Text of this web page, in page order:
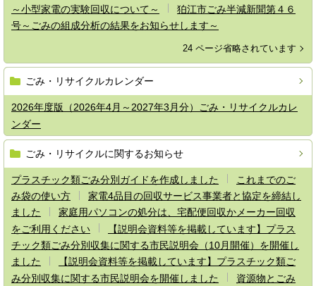
～小型家電の実験回収について～
狛江市ごみ半減新聞第４６
号～ごみの組成分析の結果をお知らせします～
24 ページ省略されています
ごみ・リサイクルカレンダー
2026年度版（2026年4月～2027年3月分）ごみ・リサイクルカレ
ンダー
ごみ・リサイクルに関するお知らせ
プラスチック類ごみ分別ガイドを作成しました
これまでのご
み袋の使い方
家電4品目の回収サービス事業者と協定を締結し
ました
家庭用パソコンの処分は、宅配便回収かメーカー回収
をご利用ください
【説明会資料等を掲載しています】プラス
チック類ごみ分別収集に関する市民説明会（10月開催）を開催し
ました
【説明会資料等を掲載しています】プラスチック類ご
み分別収集に関する市民説明会を開催しました
資源物とごみ